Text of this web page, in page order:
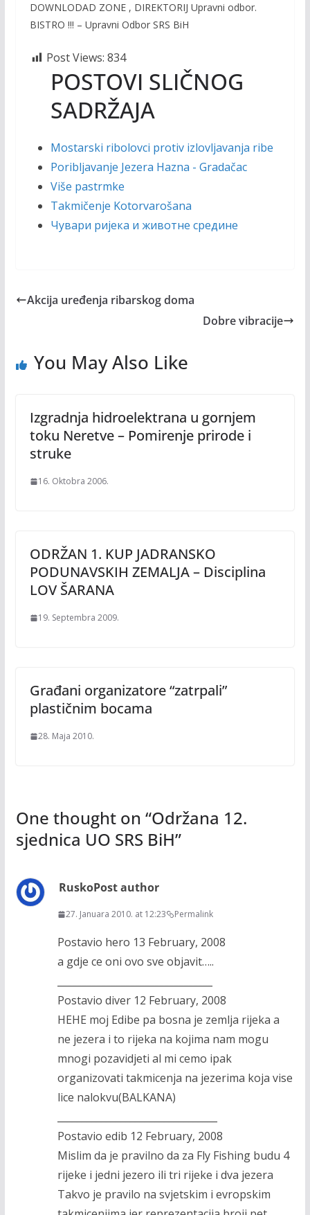
DOWNLODAD ZONE , DIREKTORIJ Upravni odbor.
BISTRO !!! – Upravni Odbor SRS BiH
Post Views: 834
POSTOVI SLIČNOG
SADRŽAJA
Mostarski ribolovci protiv izlovljavanja ribe
Poribljavanje Jezera Hazna - Gradačac
Više pastrmke
Takmičenje Kotorvarošana
Чувари ријека и животне средине
Akcija uređenja ribarskog doma
Dobre vibracije
You May Also Like
Izgradnja hidroelektrana u gornjem
toku Neretve – Pomirenje prirode i
struke
16. Oktobra 2006.
ODRŽAN 1. KUP JADRANSKO
PODUNAVSKIH ZEMALJA – Disciplina
LOV ŠARANA
19. Septembra 2009.
Građani organizatore “zatrpali”
plastičnim bocama
28. Maja 2010.
One thought on “Održana 12.
sjednica UO SRS BiH”
RuskoPost author
27. Januara 2010. at 12:23 Permalink
Postavio hero 13 February, 2008
a gdje ce oni ovo sve objavit…..
Postavio diver 12 February, 2008
HEHE moj Edibe pa bosna je zemlja rijeka a
ne jezera i to rijeka na kojima nam mogu
mnogi pozavidjeti al mi cemo ipak
organizovati takmicenja na jezerima koja vise
lice nalokvu(BALKANA)
Postavio edib 12 February, 2008
Mislim da je pravilno da za Fly Fishing budu 4
rijeke i jedni jezero ili tri rijeke i dva jezera
Takvo je pravilo na svjetskim i evropskim